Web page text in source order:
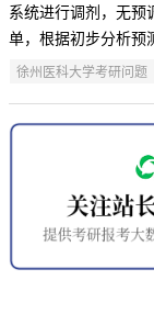
系统进行调剂，无预
单，根据初步分析预
徐州医科大学考研问题